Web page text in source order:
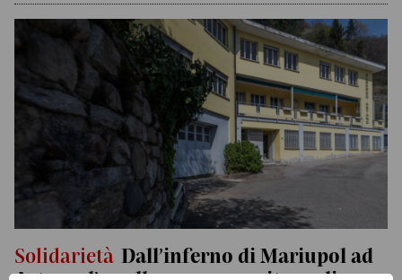
Solidarietà Dall’inferno di Mariupol ad